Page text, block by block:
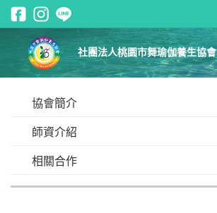
社團法人桃園市舞瑜伽養生協會
協會簡介
師資介紹
相關合作